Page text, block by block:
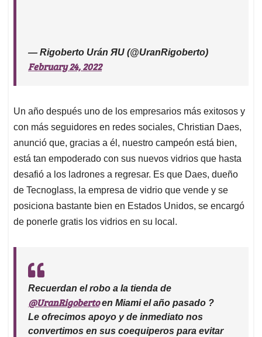
— Rigoberto Urán ЯU (@UranRigoberto)
February 24, 2022
Un año después uno de los empresarios más exitosos y
con más seguidores en redes sociales, Christian Daes,
anunció que, gracias a él, nuestro campeón está bien,
está tan empoderado con sus nuevos vidrios que hasta
desafió a los ladrones a regresar. Es que Daes, dueño
de Tecnoglass, la empresa de vidrio que vende y se
posiciona bastante bien en Estados Unidos, se encargó
de ponerle gratis los vidrios en su local.
Recuerdan el robo a la tienda de
@UranRigobertoen Miami el año pasado ?
Le ofrecimos apoyo y de inmediato nos
convertimos en sus coequiperos para evitar